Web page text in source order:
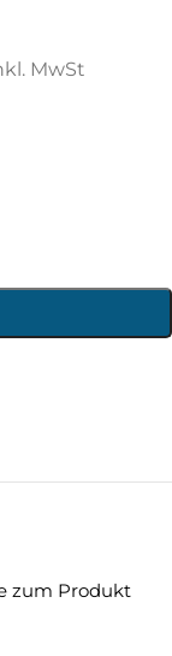
MwSt
zum Produkt